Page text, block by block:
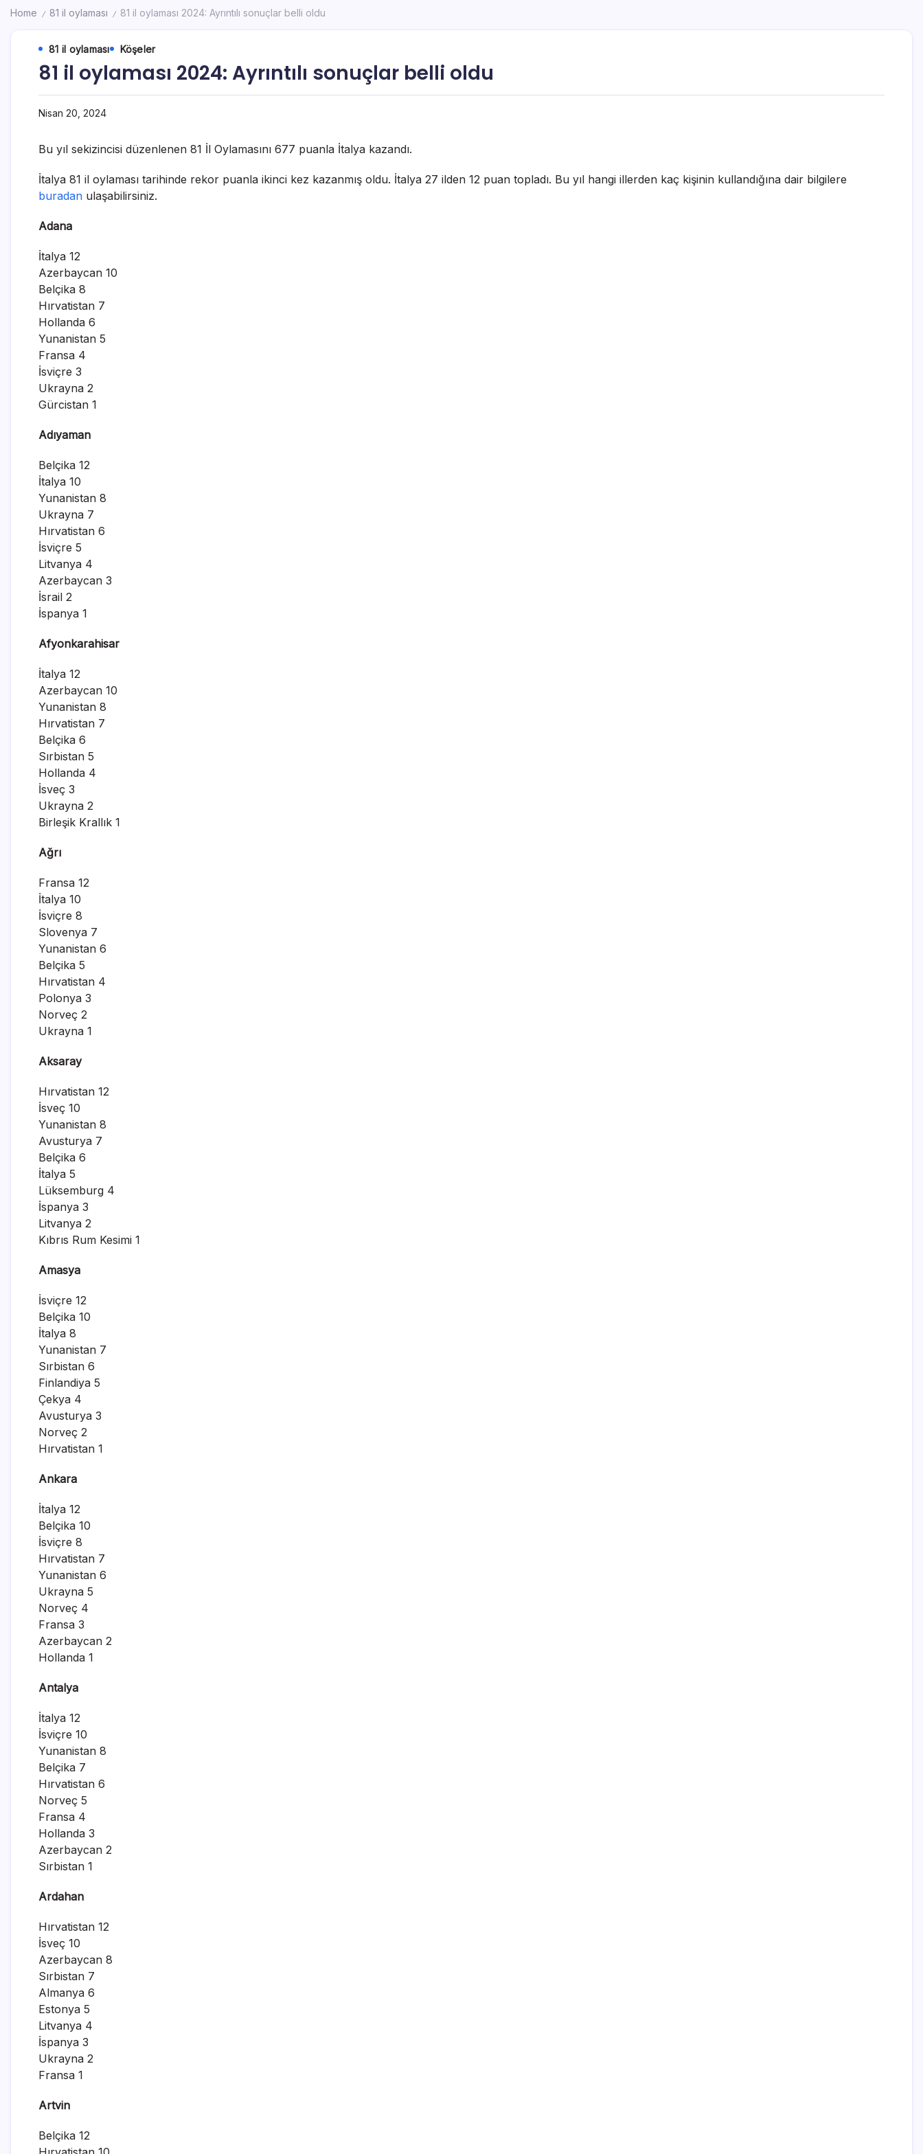
Home / 81 il oylaması / 81 il oylaması 2024: Ayrıntılı sonuçlar belli oldu
81 il oylaması Köşeler
81 il oylaması 2024: Ayrıntılı sonuçlar belli oldu
Nisan 20, 2024
Bu yıl sekizincisi düzenlenen 81 İl Oylamasını 677 puanla İtalya kazandı.
İtalya 81 il oylaması tarihinde rekor puanla ikinci kez kazanmış oldu. İtalya 27 ilden 12 puan topladı. Bu yıl hangi illerden kaç kişinin kullandığına dair bilgilere
buradan ulaşabilirsiniz.
Adana
İtalya 12
Azerbaycan 10
Belçika 8
Hırvatistan 7
Hollanda 6
Yunanistan 5
Fransa 4
İsviçre 3
Ukrayna 2
Gürcistan 1
Adıyaman
Belçika 12
İtalya 10
Yunanistan 8
Ukrayna 7
Hırvatistan 6
İsviçre 5
Litvanya 4
Azerbaycan 3
İsrail 2
İspanya 1
Afyonkarahisar
İtalya 12
Azerbaycan 10
Yunanistan 8
Hırvatistan 7
Belçika 6
Sırbistan 5
Hollanda 4
İsveç 3
Ukrayna 2
Birleşik Krallık 1
Ağrı
Fransa 12
İtalya 10
İsviçre 8
Slovenya 7
Yunanistan 6
Belçika 5
Hırvatistan 4
Polonya 3
Norveç 2
Ukrayna 1
Aksaray
Hırvatistan 12
İsveç 10
Yunanistan 8
Avusturya 7
Belçika 6
İtalya 5
Lüksemburg 4
İspanya 3
Litvanya 2
Kıbrıs Rum Kesimi 1
Amasya
İsviçre 12
Belçika 10
İtalya 8
Yunanistan 7
Sırbistan 6
Finlandiya 5
Çekya 4
Avusturya 3
Norveç 2
Hırvatistan 1
Ankara
İtalya 12
Belçika 10
İsviçre 8
Hırvatistan 7
Yunanistan 6
Ukrayna 5
Norveç 4
Fransa 3
Azerbaycan 2
Hollanda 1
Antalya
İtalya 12
İsviçre 10
Yunanistan 8
Belçika 7
Hırvatistan 6
Norveç 5
Fransa 4
Hollanda 3
Azerbaycan 2
Sırbistan 1
Ardahan
Hırvatistan 12
İsveç 10
Azerbaycan 8
Sırbistan 7
Almanya 6
Estonya 5
Litvanya 4
İspanya 3
Ukrayna 2
Fransa 1
Artvin
Belçika 12